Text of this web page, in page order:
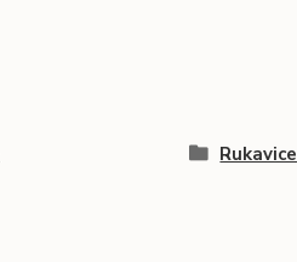
Rukavice